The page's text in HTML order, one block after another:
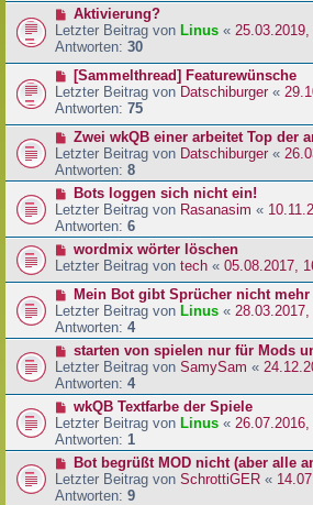
Aktivierung?
Letzter Beitrag von Linus «
Antworten: 30
[Sammelthread] Featurewünsche
Letzter Beitrag von Datschiburger«
Antworten: 75
Zwei wkQB einer arbeitet Top der
Letzter Beitrag von Datschiburger «
Antworten: 8
Bots loggen sich nicht ein!
Letzter Beitrag von Rasanasim «
Antworten: 6
wordmix wörter löschen
Letzter Beitrag von tech « 05.08.2017,
Mein Bot gibt Sprücher nicht mehr
Letzter Beitrag von Linus «
Antworten: 4
starten von spielen nur für Mods
Letzter Beitrag von SamySam «
Antworten: 4
wkQB Textfarbe der Spiele
Letzter Beitrag von Linus « 26.07.2016,
Antworten: 1
Bot begrüßt MOD nicht (aber alle
Letzter Beitrag von SchrottiGER «
Antworten: 9